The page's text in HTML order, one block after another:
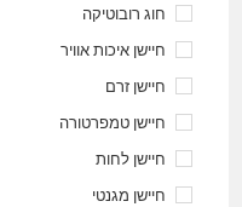
חוג רובוטיקה
חיישן איכות אוויר
חיישן זרם
חיישן טמפרטורה
חיישן לחות
חיישן מגנטי